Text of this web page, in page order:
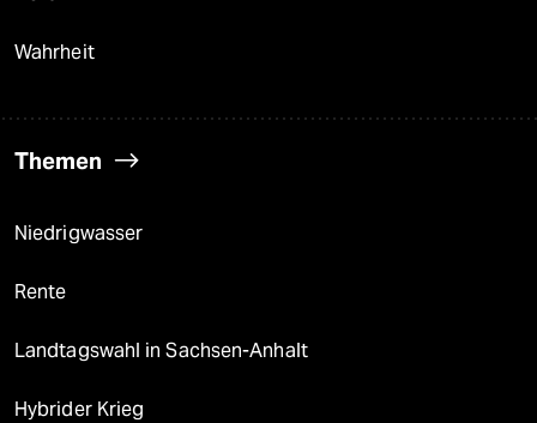
Wahrheit
Themen
Niedrigwasser
Rente
Landtagswahl in Sachsen-Anhalt
Hybrider Krieg